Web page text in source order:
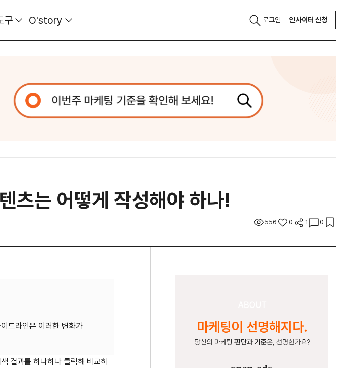
구 O'story 로그인 인사이터 신청
츠는 어떻게 작성해야 하나!
556 0 1 0
드라인은 이러한 변화가
결과를 하나하나 클릭해 비교하